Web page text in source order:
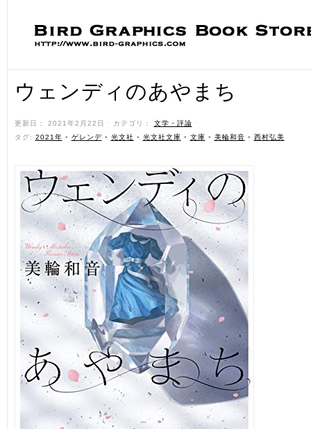
ウェンディのあやまち
更新日： 2021年2月22日 ˑ カテゴリ： 文学・評論 ˑ
タグ: 2021年 • ゲレンデ• 光文社 • 光文社文庫 • 文庫 • 美輪和音 • 西村弘美